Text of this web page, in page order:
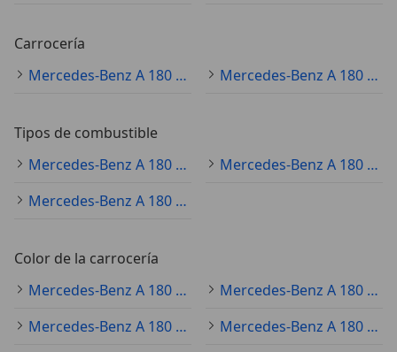
Carrocería
Mercedes-Benz A 180 coche pequeño
Mercedes-Benz A 180 sedán
Tipos de combustible
Mercedes-Benz A 180 diésel
Mercedes-Benz A 180 gasolina
Mercedes-Benz A 180 electro/gasolina
Color de la carrocería
Mercedes-Benz A 180 gris
Mercedes-Benz A 180 negro
Mercedes-Benz A 180 blanco
Mercedes-Benz A 180 rojo